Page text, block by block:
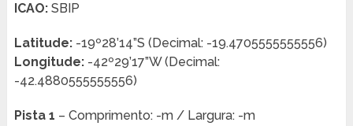
ICAO:SBIP
Latitude:-19º28’14”S (Decimal: -19.4705555555556)
Longitude:-42º29’17”W (Decimal:
-42.4880555555556)
Pista 1 – Comprimento: -m / Largura: -m